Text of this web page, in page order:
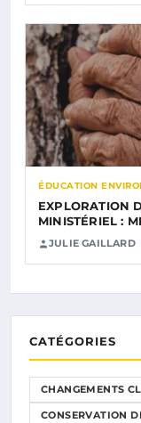
ÉDUCATION
EXPLORATION
MINISTÉRIEL :
JULIE GAILLARD
CATÉGORIES
CHANGEMENTS
CONSERVATION